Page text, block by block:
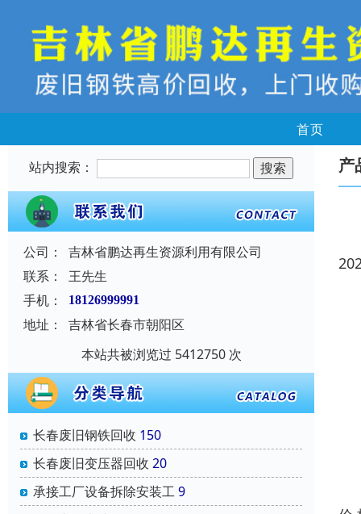
首页
站内搜索：
公司：
吉林省鹏达再生资源利用有限公司
联系：
王先生
手机：
18126999991
地址：
吉林省长春市朝阳区
本站共被浏览过 5412750 次
长春废旧钢铁回收 150
长春废旧变压器回收 20
承接工厂设备拆除安装工9
产